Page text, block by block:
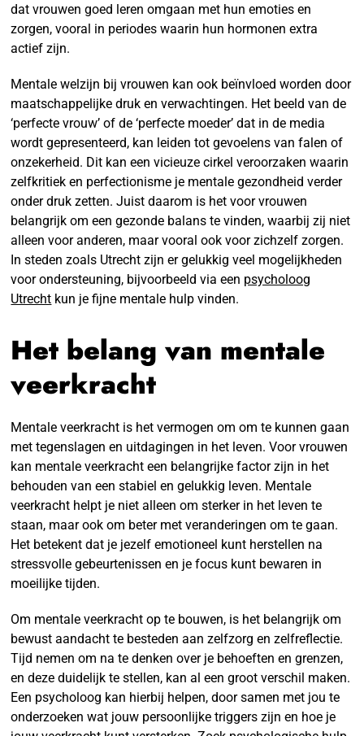
dat vrouwen goed leren omgaan met hun emoties en
zorgen, vooral in periodes waarin hun hormonen extra
actief zijn.
Mentale welzijn bij vrouwen kan ook beïnvloed worden door
maatschappelijke druk en verwachtingen. Het beeld van de
‘perfecte vrouw’ of de ‘perfecte moeder’ dat in de media
wordt gepresenteerd, kan leiden tot gevoelens van falen of
onzekerheid. Dit kan een vicieuze cirkel veroorzaken waarin
zelfkritiek en perfectionisme je mentale gezondheid verder
onder druk zetten. Juist daarom is het voor vrouwen
belangrijk om een gezonde balans te vinden, waarbij zij niet
alleen voor anderen, maar vooral ook voor zichzelf zorgen.
In steden zoals Utrecht zijn er gelukkig veel mogelijkheden
voor ondersteuning, bijvoorbeeld via een psycholoog
Utrecht kun je fijne mentale hulp vinden.
Het belang van mentale
veerkracht
Mentale veerkracht is het vermogen om om te kunnen gaan
met tegenslagen en uitdagingen in het leven. Voor vrouwen
kan mentale veerkracht een belangrijke factor zijn in het
behouden van een stabiel en gelukkig leven. Mentale
veerkracht helpt je niet alleen om sterker in het leven te
staan, maar ook om beter met veranderingen om te gaan.
Het betekent dat je jezelf emotioneel kunt herstellen na
stressvolle gebeurtenissen en je focus kunt bewaren in
moeilijke tijden.
Om mentale veerkracht op te bouwen, is het belangrijk om
bewust aandacht te besteden aan zelfzorg en zelfreflectie.
Tijd nemen om na te denken over je behoeften en grenzen,
en deze duidelijk te stellen, kan al een groot verschil maken.
Een psycholoog kan hierbij helpen, door samen met jou te
onderzoeken wat jouw persoonlijke triggers zijn en hoe je